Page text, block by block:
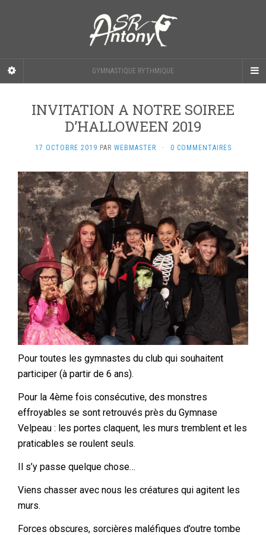
GYMNASTIQUE RYTHMIQUE
INVITATION A NOTRE SOIREE
D’HALLOWEEN 2019
17 OCTOBRE 2019 PAR WEBMASTER · 0 COMMENTAIRES
Pour toutes les gymnastes du club qui souhaitent
participer (à partir de 6 ans).
Pour la 4ème fois consécutive, des monstres
effroyables se sont retrouvés près du Gymnase
Velpeau : les portes claquent, les murs tremblent et les
praticables se roulent seuls.
Il s’y passe quelque chose…
Viens chasser avec nous les créatures qui agitent les
murs.
Forces obscures, sorcières maléfiques d’outre tombe